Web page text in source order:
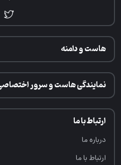
هاست و دامنه
نمایندگی هاست و سرور اختصاصی
ارتباط با ما
درباره ما
ارتباط با ما